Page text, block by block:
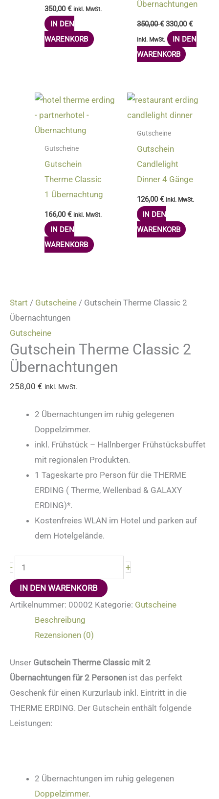
350,00€ inkl. MwSt.
IN DEN
WARENKORB
Übernachtungen
350,00€ 330,00€
inkl. MwSt.
IN DEN
WARENKORB
Gutscheine
Gutschein
Therme Classic
1 Übernachtung
166,00€ inkl. MwSt.
IN DEN
WARENKORB
Gutscheine
Gutschein
Candlelight
Dinner 4 Gänge
126,00€ inkl. MwSt.
IN DEN
WARENKORB
Start / Gutscheine / Gutschein Therme Classic 2
Übernachtungen
Gutscheine
Gutschein Therme Classic 2
Übernachtungen
258,00 € inkl. MwSt.
2 Übernachtungen im ruhig gelegenen
Doppelzimmer.
inkl. Frühstück – Hallnberger Frühstücksbuffet
mit regionalen Produkten.
1 Tageskarte pro Person für die THERME
ERDING ( Therme, Wellenbad & GALAXY
ERDING)*.
Kostenfreies WLAN im Hotel und parken auf
dem Hotelgelände.
- +
IN DEN WARENKORB
Artikelnummer: 00002 Kategorie: Gutscheine
Beschreibung
Rezensionen (0)
Unser Gutschein Therme Classic mit 2
Übernachtungen für 2 Personen ist das perfekt
Geschenk für einen Kurzurlaub inkl. Eintritt in die
THERME ERDING. Der Gutschein enthält folgende
Leistungen:
2 Übernachtungen im ruhig gelegenen
Doppelzimmer.